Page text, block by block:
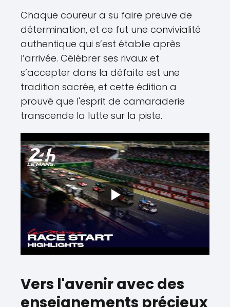
Chaque coureur a su faire preuve de
détermination, et ce fut une convivialité
authentique qui s’est établie après
l’arrivée. Célébrer ses rivaux et
s’accepter dans la défaite est une
tradition sacrée, et cette édition a
prouvé que l'esprit de camaraderie
transcende la lutte sur la piste.
Vers l'avenir avec des
enseignements précieux